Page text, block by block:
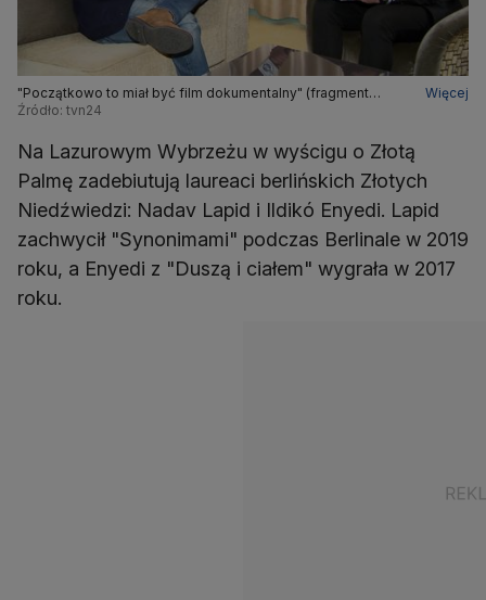
"Początkowo to miał być film dokumentalny" (fragment
rozmowy z Francoisem Ozonem z września 2019 roku)
Więcej
Źródło: tvn24
Na Lazurowym Wybrzeżu w wyścigu o Złotą
Palmę zadebiutują laureaci berlińskich Złotych
Niedźwiedzi: Nadav Lapid i Ildikó Enyedi. Lapid
zachwycił "Synonimami" podczas Berlinale w 2019
roku, a Enyedi z "Duszą i ciałem" wygrała w 2017
roku.